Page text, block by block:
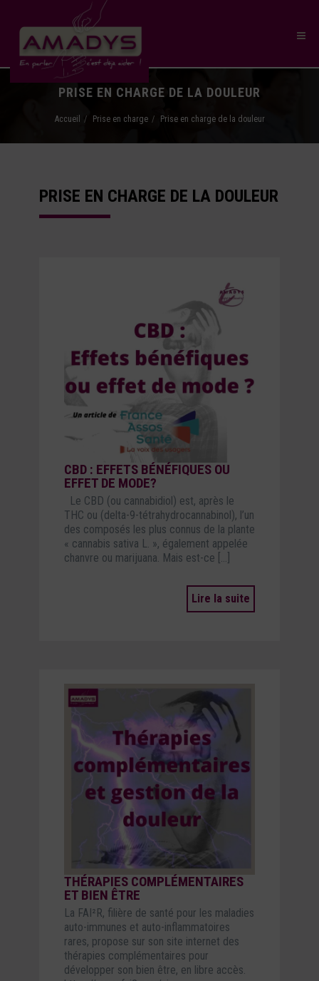
PRISE EN CHARGE DE LA DOULEUR
Accueil Prise en charge Prise en charge de la douleur
PRISE EN CHARGE DE LA DOULEUR
CBD : EFFETS BÉNÉFIQUES OU
EFFET DE MODE?
Le CBD (ou cannabidiol) est, après le
THC ou (delta-9-tétrahydrocannabinol), l’un
des composés les plus connus de la plante
« cannabis sativa L. », également appelée
chanvre ou marijuana. Mais est-ce […]
Lire la suite
THÉRAPIES COMPLÉMENTAIRES
ET BIEN ÊTRE
La FAI²R, filière de santé pour les maladies
auto-immunes et auto-inflammatoires
rares, propose sur son site internet des
thérapies complémentaires pour
développer son bien être, en libre accès.